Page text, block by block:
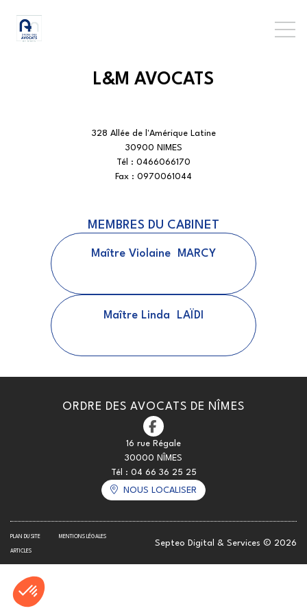
L&M AVOCATS
328 Allée de l'Amérique Latine
30900 NIMES
Tél : 0466066170
Fax : 0970061044
MEMBRES DU CABINET
Maître Violaine MARCY
Maître Linda LAÏDI
ORDRE DES AVOCATS DE NÎMES
16 rue Régale
30000 NÎMES
Tél : 04 66 36 25 25
NOUS LOCALISER
PLAN DU SITE MENTIONS LÉGALES
ARTICLES
Septeo Digital & Services © 2026